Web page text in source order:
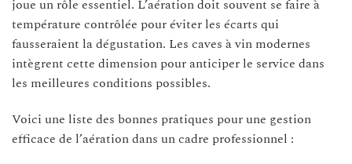
joue un rôle essentiel. L’aération doit souvent se faire à
température contrôlée pour éviter les écarts qui
fausseraient la dégustation. Les caves à vin modernes
intègrent cette dimension pour anticiper le service dans
les meilleures conditions possibles.
Voici une liste des bonnes pratiques pour une gestion
efficace de l’aération dans un cadre professionnel :